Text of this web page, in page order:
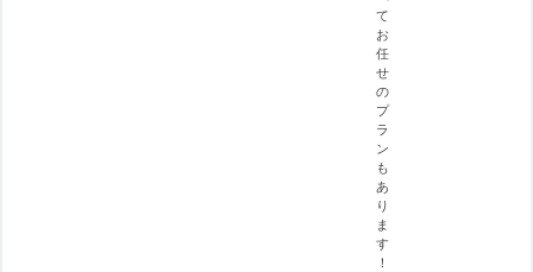
て
お
任
せ
の
プ
ラ
ン
も
あ
り
ま
す
！